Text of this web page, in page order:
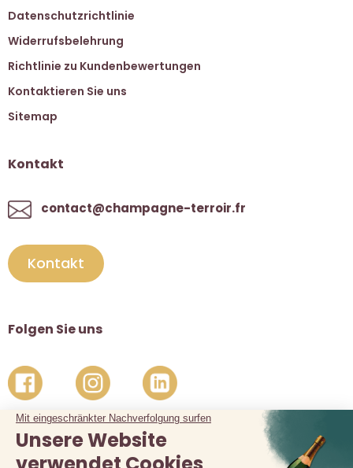
Datenschutzrichtlinie
Widerrufsbelehrung
Richtlinie zu Kundenbewertungen
Kontaktieren Sie uns
Sitemap
Kontakt
contact@champagne-terroir.fr
Kontakt
Folgen Sie uns